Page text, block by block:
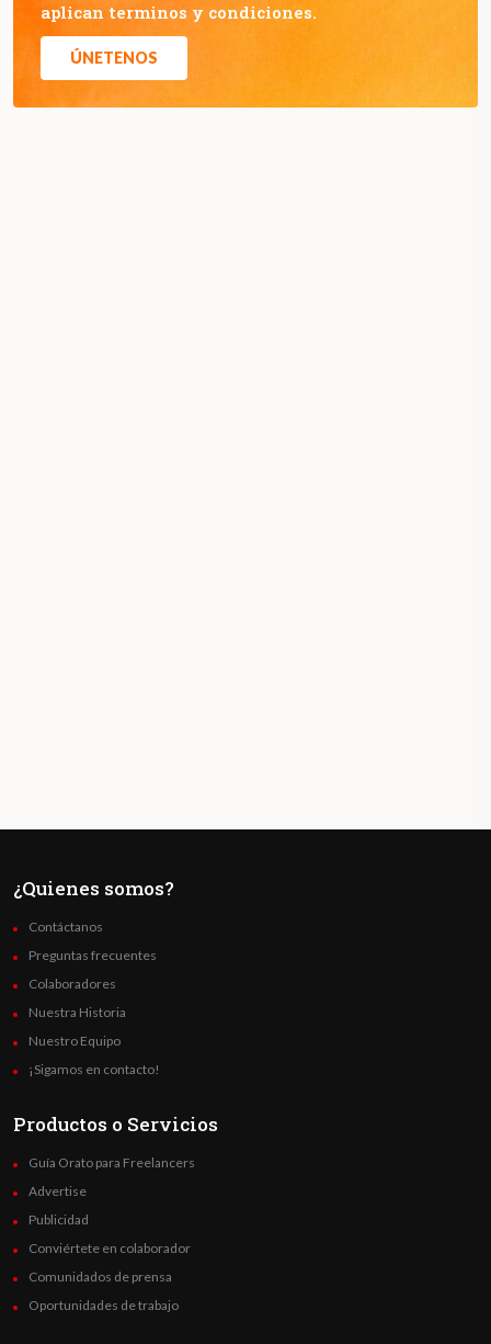
aplican terminos y condiciones.
ÚNETENOS
¿Quienes somos?
Contáctanos
Preguntas frecuentes
Colaboradores
Nuestra Historia
Nuestro Equipo
¡Sigamos en contacto!
Productos o Servicios
Guía Orato para Freelancers
Advertise
Publicidad
Conviértete en colaborador
Comunidados de prensa
Oportunidades de trabajo